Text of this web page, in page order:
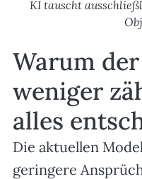
KI tauscht
Warum
weniger
alles
Die aktuellen
geringere